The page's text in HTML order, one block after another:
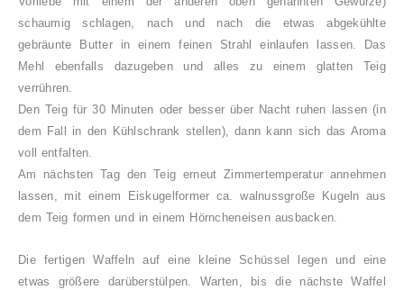
schaumig schlagen, nach und nach die etwas abgekühlte
gebräunte Butter in einem feinen Strahl einlaufen lassen. Das
Mehl ebenfalls dazugeben und alles zu einem glatten Teig
verrühren.
Den Teig für 30 Minuten oder besser über Nacht ruhen lassen (in
dem Fall in den Kühlschrank stellen), dann kann sich das Aroma
voll entfalten.
Am nächsten Tag den Teig erneut Zimmertemperatur annehmen
lassen, mit einem Eiskugelformer ca. walnussgroße Kugeln aus
dem Teig formen und in einem Hörncheneisen ausbacken.
Die fertigen Waffeln auf eine kleine Schüssel legen und eine
etwas größere darüberstülpen. Warten, bis die nächste Waffel